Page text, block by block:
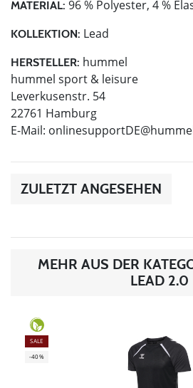
MATERIAL: 96 % Polyester, 4 %
KOLLEKTION: Lead
HERSTELLER: hummel
hummel sport & leisure
Leverkusenstr. 54
22761 Hamburg
E-Mail:
ZULETZT ANGESEHEN
MEHR AUS DER
LEAD 2.0
SALE
-40%